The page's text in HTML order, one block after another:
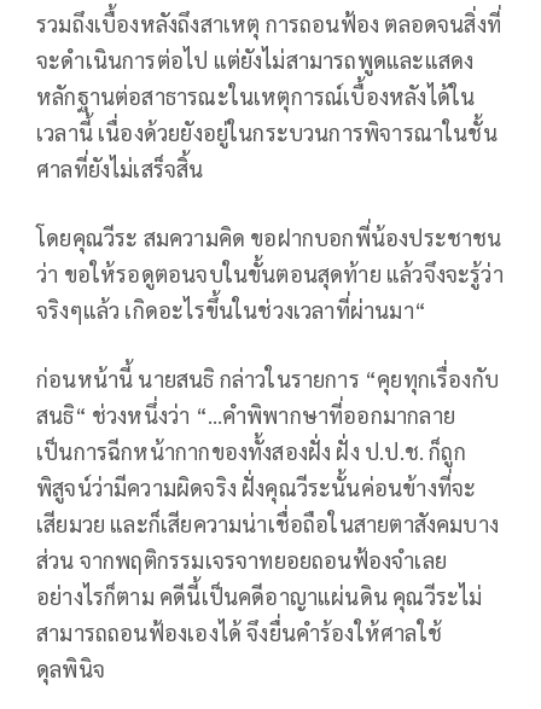
รวมถึงเบื้องหลังถึงสาเหตุ การถอนฟ้อง ตลอดจนสิ่งที่
จะดำเนินการต่อไป แต่ยังไม่สามารถพูดและแสดง
หลักฐานต่อสาธารณะในเหตุการณ์เบื้องหลังได้ใน
เวลานี้ เนื่องด้วยยังอยู่ในกระบวนการพิจารณาในชั้น
ศาลที่ยังไม่เสร็จสิ้น
โดยคุณวีระ สมความคิด ขอฝากบอกพี่น้องประชาชน
ว่า ขอให้รอดูตอนจบในขั้นตอนสุดท้าย แล้วจึงจะรู้ว่า
จริงๆแล้ว เกิดอะไรขึ้นในช่วงเวลาที่ผ่านมา“
ก่อนหน้านี้ นายสนธิ กล่าวในรายการ “คุยทุกเรื่องกับ
สนธิ“ ช่วงหนึ่งว่า “…คำพิพากษาที่ออกมากลาย
เป็นการฉีกหน้ากากของทั้งสองฝั่ง ฝั่ง ป.ป.ช. ก็ถูก
พิสูจน์ว่ามีความผิดจริง ฝั่งคุณวีระนั้นค่อนข้างที่จะ
เสียมวย และก็เสียความน่าเชื่อถือในสายตาสังคมบาง
ส่วน จากพฤติกรรมเจรจาทยอยถอนฟ้องจำเลย
อย่างไรก็ตาม คดีนี้เป็นคดีอาญาแผ่นดิน คุณวีระไม่
สามารถถอนฟ้องเองได้ จึงยื่นคำร้องให้ศาลใช้
ดุลพินิจ